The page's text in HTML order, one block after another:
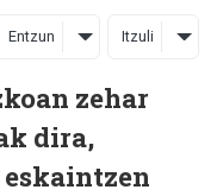
Entzun Itzuli
zehar
dira,
eskaintzen